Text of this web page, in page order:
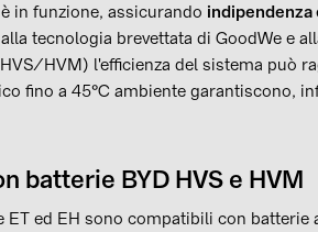
in funzione, assicurando indipendenza
tecnologia brevettata di GoodWe e
HVM) l'efficienza del sistema può
fino a 45°C ambiente garantiscono,
batterie BYD HVS e HVM
ed EH sono compatibili con batterie